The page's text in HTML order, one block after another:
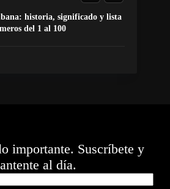
historia, significado y lista
del 1 al 100
importante. Suscríbete y
al día.